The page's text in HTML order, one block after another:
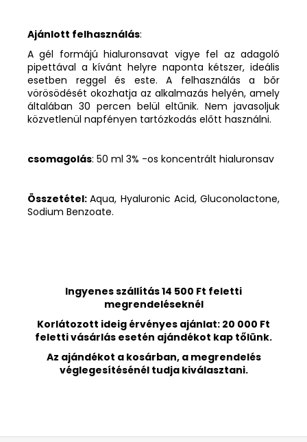
Ajánlott felhasználás:
A gél formájú hialuronsavat vigye fel az adagoló
pipettával a kívánt helyre naponta kétszer, ideális
esetben reggel és este. A felhasználás a bőr
vörösödését okozhatja az alkalmazás helyén, amely
általában 30 percen belül eltűnik. Nem javasoljuk
közvetlenül napfényen tartózkodás előtt használni.
csomagolás: 50 ml 3% -os koncentrált hialuronsav
Összetétel:Aqua, Hyaluronic Acid, Gluconolactone,
Sodium Benzoate.
Ingyenes szállítás 14 500 Ft feletti
megrendeléseknél
Korlátozott ideig érvényes ajánlat: 20 000 Ft
feletti vásárlás esetén ajándékot kap tőlünk.
Az ajándékot a kosárban, a megrendelés
véglegesítésénél tudja kiválasztani.